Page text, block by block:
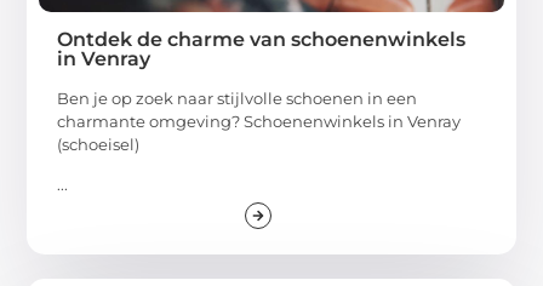
Ontdek de charme van schoenenwinkels
in Venray
Ben je op zoek naar stijlvolle schoenen in een
charmante omgeving? Schoenenwinkels in Venray
(schoeisel)
...